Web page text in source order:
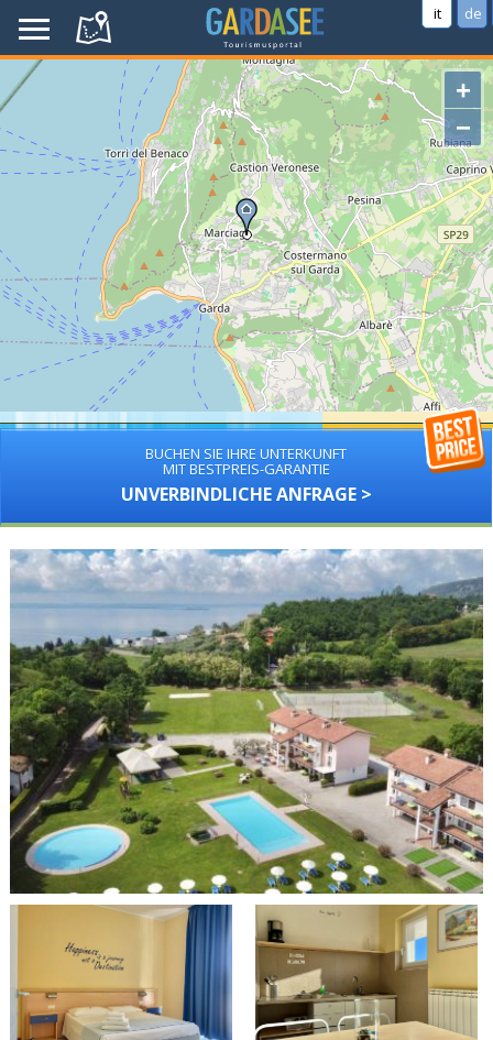
it de
+
−
BUCHEN SIE IHRE UNTERKUNFT
MIT BESTPREIS-GARANTIE
UNVERBINDLICHE ANFRAGE >